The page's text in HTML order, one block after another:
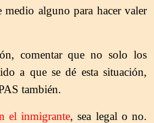
medio alguno para hacer valer
comentar que no solo los
a que se dé esta situación,
también.
el inmigrante, sea legal o no.